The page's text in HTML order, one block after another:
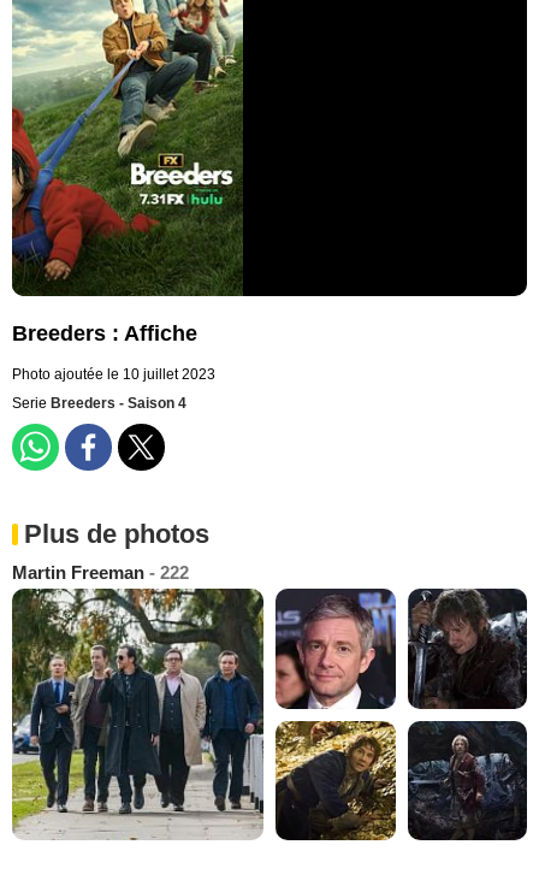
Breeders : Affiche
Photo ajoutée le 10 juillet 2023
Serie Breeders - Saison 4
Plus de photos
Martin Freeman - 222